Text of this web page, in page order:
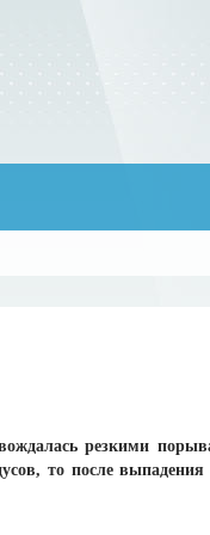
резкими
то после выпадения